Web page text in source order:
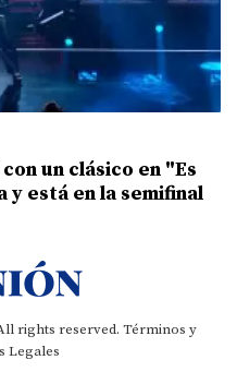
un clásico en "Es
y está en la semifinal
rights reserved. Términos y
Legales